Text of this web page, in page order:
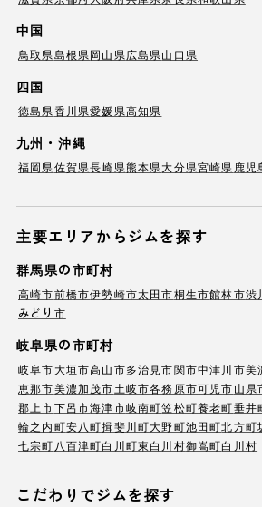
中国
鳥取県島根県岡山県広島県山口県
四国
徳島県香川県愛媛県高知県
九州・沖縄
福岡県佐賀県長崎県熊本県大分県宮崎県鹿児
主要エリアからジムを探す
群馬県の市町村
高崎市前橋市伊勢崎市太田市桐生市館林市渋
みどり市
岐阜県の市町村
岐阜市大垣市高山市多治見市関市中津川市美
恵那市美濃加茂市土岐市各務原市可児市山県
郡上市下呂市海津市岐南町笠松町養老町垂井
輪之内町安八町揖斐川町大野町池田町北方町
七宗町八百津町白川町東白川村御嵩町白川村
こだわりでジムを探す